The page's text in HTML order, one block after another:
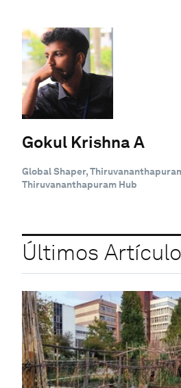
Gokul Krishna A
Global Shaper,
Thiruvananthapuram Hub
Últimos